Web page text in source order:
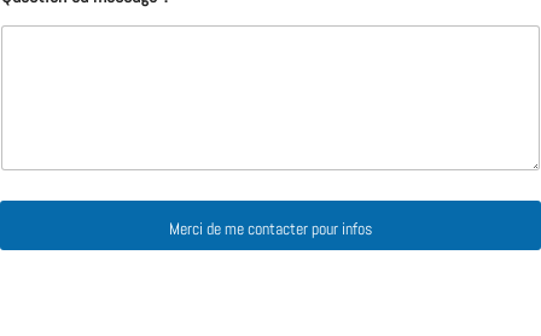
Merci de me contacter pour infos